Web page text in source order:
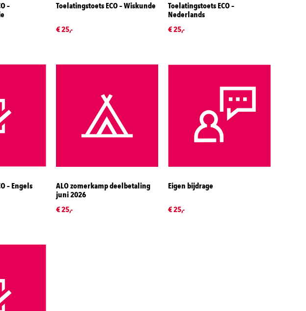
–
Toelatingstoets ECO – Wiskunde
€ 25,-
Toelatingstoets ECO –
Nederlands
€ 25,-
– Engels
ALO zomerkamp deelbetaling
juni 2026
€ 25,-
Eigen bijdrage
€ 25,-